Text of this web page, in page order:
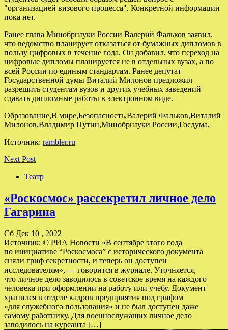
"организацией визового процесса". Конкретной информации
пока нет.
Ранее глава Минобрнауки России Валерий Фальков заявил,
что ведомство планирует отказаться от бумажных дипломов в
пользу цифровых в течение года. Он добавил, что переход на
цифровые дипломы планируется не в отдельных вузах, а по
всей России по единым стандартам. Ранее депутат
Государственной думы Виталий Милонов предложил
разрешить студентам вузов и других учебных заведений
сдавать дипломные работы в электронном виде.
Образование,В мире,Безопасность,Валерий Фальков,Виталий
Милонов,Владимир Путин,Минобрнауки России,Госдума,
Источник: rambler.ru
Next Post
Театр
«Роскосмос» рассекретил личное дело
Гагарина
Сб Дек 10 , 2022
Источник: © РИА Новости «В сентябре этого года
по инициативе “Роскосмоса” с исторического документа
сняли гриф секретности, и теперь он доступен
исследователям», — говорится в журнале. Уточняется,
что личное дело заводилось в советское время на каждого
человека при оформлении на работу или учебу. Документ
хранился в отделе кадров предприятия под грифом
«для служебного пользования» и не был доступен даже
самому работнику. Для военнослужащих личное дело
заводилось на курсанта […]